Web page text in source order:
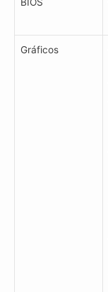
Gráficos